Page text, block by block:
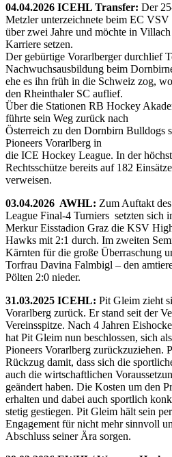
04.04.2026 ICEHL Transfer: Der
Metzler unterzeichnete beim EC VSV
über zwei Jahre und möchte in
Karriere setzen.
Der gebürtige Vorarlberger durchlief
Nachwuchsausbildung beim
ehe es ihn früh in die Schweiz zog,
den Rheinthaler SC auflief.
Über die Stationen RB Hockey
führte sein Weg zurück nach
Österreich zu den Dornbirn Bulldogs
Pioneers Vorarlberg in
die ICE Hockey League. In der
Rechtsschütze bereits auf 182 Einsätze
verweisen.
03.04.2026 AWHL: Zum Auftakt
League Final-4 Turniers setzten sich
Merkur Eisstadion Graz die KSV
Hawks mit 2:1 durch. Im zweiten
Kärnten für die große Überraschung
Torfrau Davina Falmbigl – den
Pölten 2:0 nieder.
31.03.2025 ICEHL: Pit Gleim zieht
Vorarlberg zurück. Er stand seit der
Vereinsspitze. Nach 4 Jahren
hat Pit Gleim nun beschlossen, sich
Pioneers Vorarlberg zurückzuziehen.
Rückzug damit, dass sich die
auch die wirtschaftlichen
geändert haben. Die Kosten um den
erhalten und dabei auch sportlich
stetig gestiegen. Pit Gleim hält sein
Engagement für nicht mehr sinnvoll
Abschluss seiner Ära sorgen.